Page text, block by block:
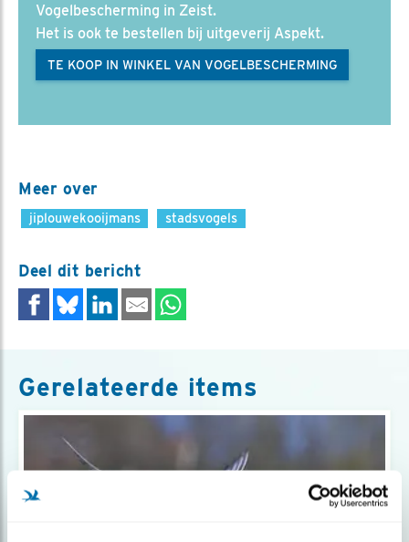
Vogelbescherming in Zeist.
Het is ook te bestellen bij uitgeverij Aspekt.
TE KOOP IN WINKEL VAN VOGELBESCHERMING
Meer over
jiplouwekooijmans stadsvogels
Deel dit bericht
Gerelateerde items